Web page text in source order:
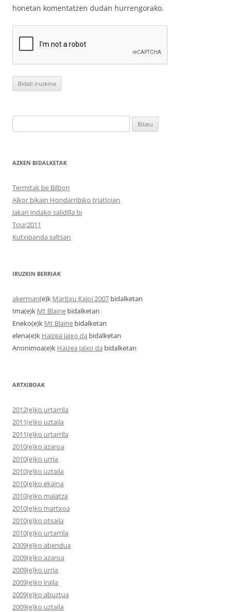
honetan komentatzen dudan hurrengorako.
AZKEN BIDALKETAK
Termitak be Bilbon
Alkor bikain Hondarribiko triatloian
Jakan indako salidilla bi
Tour2011
Kutxipanda saltsan
IRUZKIN BERRIAK
akerman(e)k Maritxu Kajoi 2007 bidalketan
Ima(e)k Mt Blaine bidalketan
Eneko(e)k Mt Blaine bidalketan
elena(e)k Haizea jaixo da bidalketan
Anonimoa(e)k Haizea jaixo da bidalketan
ARTXIBOAK
2012(e)ko urtarrila
2011(e)ko uztaila
2011(e)ko urtarrila
2010(e)ko azaroa
2010(e)ko urria
2010(e)ko uztaila
2010(e)ko ekaina
2010(e)ko maiatza
2010(e)ko martxoa
2010(e)ko otsaila
2010(e)ko urtarrila
2009(e)ko abendua
2009(e)ko azaroa
2009(e)ko urria
2009(e)ko iraila
2009(e)ko abuztua
2009(e)ko uztaila